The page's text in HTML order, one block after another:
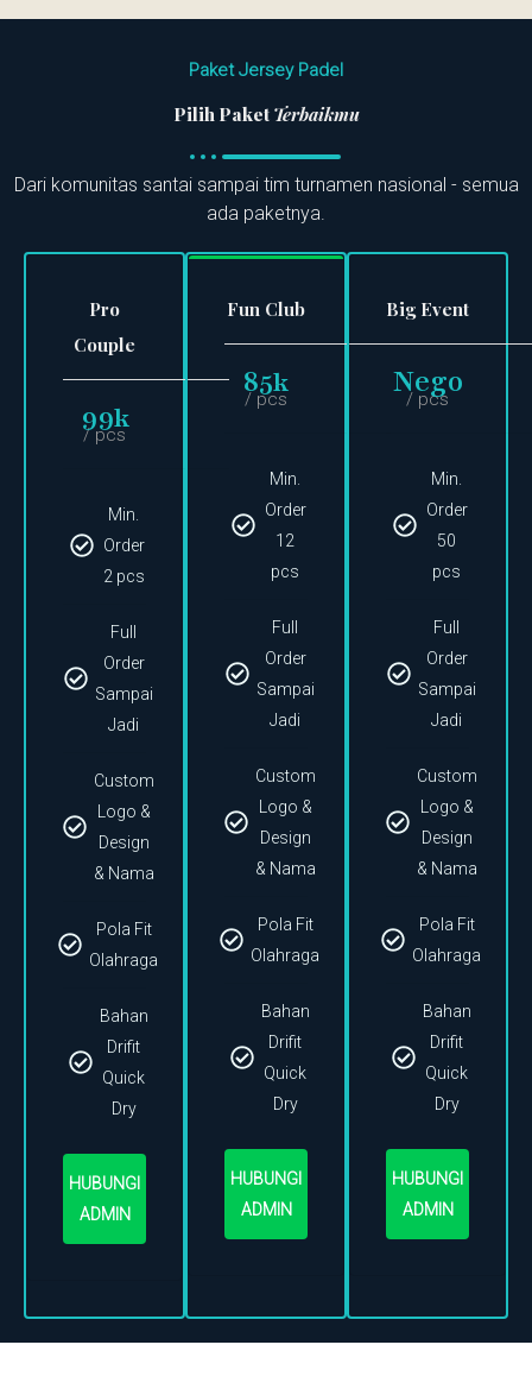
Paket Jersey Padel
Pilih Paket Terbaikmu
Dari komunitas santai sampai tim turnamen nasional - semua
ada paketnya.
Pro
Couple
99k
/ pcs
Min.
Order
2 pcs
Full
Order
Sampai
Jadi
Custom
Logo &
Design
& Nama
Pola Fit
Olahraga
Bahan
Drifit
Quick
Dry
HUBUNGI
ADMIN
Fun Club
85k
/ pcs
Min.
Order
12
pcs
Full
Order
Sampai
Jadi
Custom
Logo &
Design
& Nama
Pola Fit
Olahraga
Bahan
Drifit
Quick
Dry
HUBUNGI
ADMIN
Big Event
Nego
/ pcs
Min.
Order
50
pcs
Full
Order
Sampai
Jadi
Custom
Logo &
Design
& Nama
Pola Fit
Olahraga
Bahan
Drifit
Quick
Dry
HUBUNGI
ADMIN